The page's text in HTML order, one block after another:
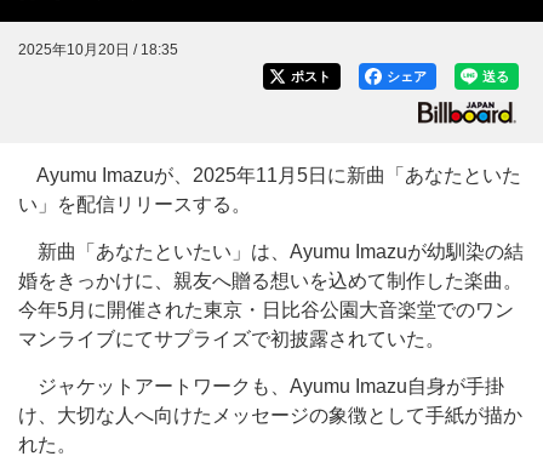
2025年10月20日 / 18:35
送る
シェア
ポスト
Ayumu Imazuが、2025年11月5日に新曲「あなたといた
い」を配信リリースする。
新曲「あなたといたい」は、Ayumu Imazuが幼馴染の結
婚をきっかけに、親友へ贈る想いを込めて制作した楽曲。
今年5月に開催された東京・日比谷公園大音楽堂でのワン
マンライブにてサプライズで初披露されていた。
ジャケットアートワークも、Ayumu Imazu自身が手掛
け、大切な人へ向けたメッセージの象徴として手紙が描か
れた。